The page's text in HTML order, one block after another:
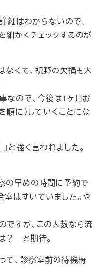
詳細はわからないので、
細かくチェックするのが
なくて、視野の欠損も大
なので、今後は1ヶ月お
順に）していくことにな
と強く言われました。
の早めの時間に予約で
はすいていました。や
ですが、この人数なら流
？ と期待。
て、診察室前の待機椅